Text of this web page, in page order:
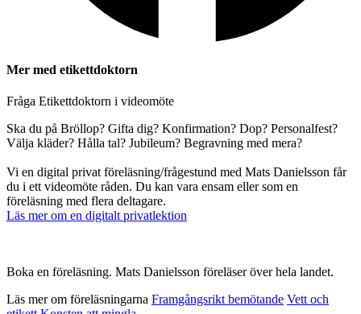
Mer med etikettdoktorn
Fråga Etikettdoktorn i videomöte
Ska du på Bröllop? Gifta dig? Konfirmation? Dop? Personalfest?
Välja kläder? Hålla tal? Jubileum? Begravning med mera?
Vi en digital privat föreläsning/frågestund med Mats Danielsson får
du i ett videomöte råden. Du kan vara ensam eller som en
föreläsning med flera deltagare.
Läs mer om en digitalt privatlektion
Boka en föreläsning. Mats Danielsson föreläser över hela landet.
Läs mer om föreläsningarna Framgångsrikt bemötande Vett och